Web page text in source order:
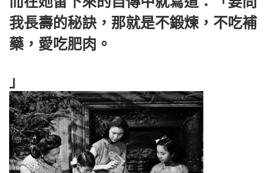
我長壽的秘訣，那就是不鍛煉，不吃補
藥，愛吃肥肉。
」